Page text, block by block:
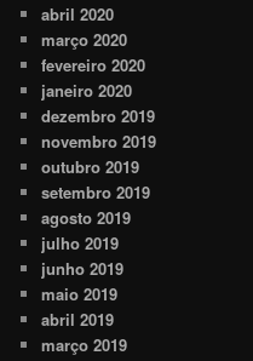
abril 2020
março 2020
fevereiro 2020
janeiro 2020
dezembro 2019
novembro 2019
outubro 2019
setembro 2019
agosto 2019
julho 2019
junho 2019
maio 2019
abril 2019
março 2019